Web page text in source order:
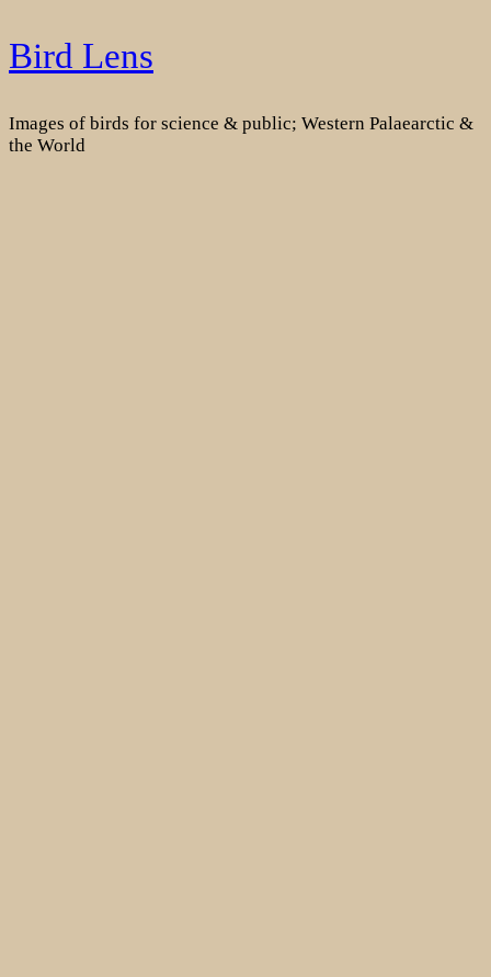
Skip
to
Bird Lens
Images of birds for science & public; Western Palaearctic &
the World